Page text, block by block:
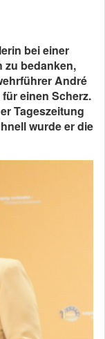
bei einer
zu bedanken,
André
einen Scherz.
Tageszeitung
wurde er die